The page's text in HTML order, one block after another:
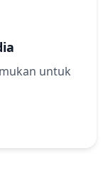
untuk